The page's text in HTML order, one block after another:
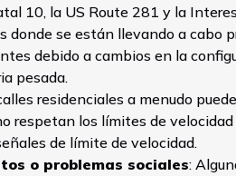
10, la US Route 281 y la
donde se están llevando a cabo
debido a cambios en la
pesada.
residenciales a menudo
respetan los límites de
de límite de velocidad.
o problemas sociales: